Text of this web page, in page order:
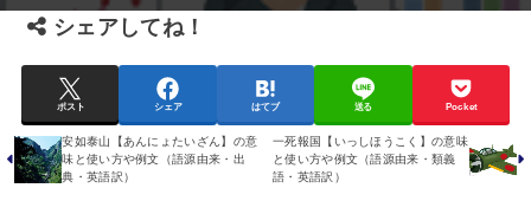
シェアしてね！
ポスト シェア はてブ 送る Pocket
安如泰山【あんにょたいざん】の意
味と使い方や例文（語源由来・出
典・英語訳）
一死報国【いっしほうこく】の意味
と使い方や例文（語源由来・類義
語・英語訳）